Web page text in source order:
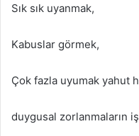
Sık sık uyanmak,
Kabuslar görmek,
Çok fazla uyumak yahut
duygusal zorlanmaların